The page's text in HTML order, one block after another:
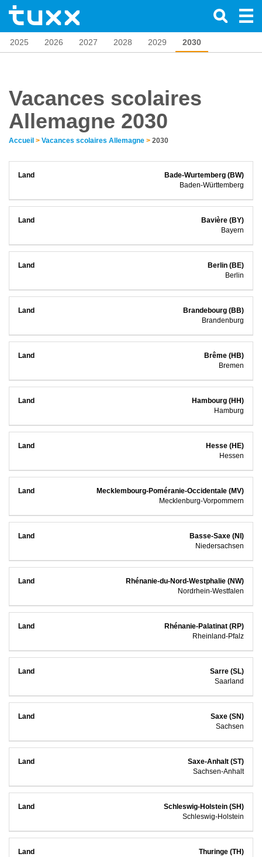
2025 2026 2027 2028 2029 2030
Vacances scolaires
Allemagne 2030
Accueil > Vacances scolaires Allemagne > 2030
Bade-Wurtemberg (BW)
Baden-Württemberg
Bavière (BY)
Bayern
Berlin (BE)
Berlin
Brandebourg (BB)
Brandenburg
Brême (HB)
Bremen
Hambourg (HH)
Hamburg
Hesse (HE)
Hessen
Mecklembourg-Poméranie-Occidentale (MV)
Mecklenburg-Vorpommern
Basse-Saxe (NI)
Niedersachsen
Rhénanie-du-Nord-Westphalie (NW)
Nordrhein-Westfalen
Rhénanie-Palatinat (RP)
Rheinland-Pfalz
Sarre (SL)
Saarland
Saxe (SN)
Sachsen
Saxe-Anhalt (ST)
Sachsen-Anhalt
Schleswig-Holstein (SH)
Schleswig-Holstein
Thuringe (TH)